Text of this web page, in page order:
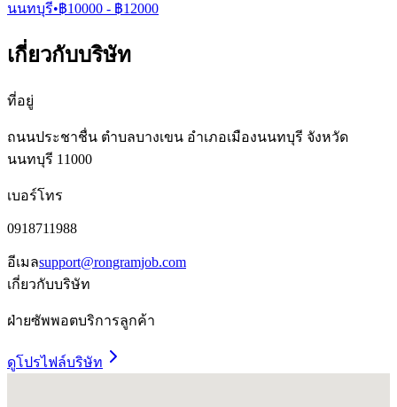
นนทบุรี•฿10000 - ฿12000
เกี่ยวกับบริษัท
ที่อยู่
ถนนประชาชื่น ตำบลบางเขน อำเภอเมืองนนทบุรี จังหวัด
นนทบุรี 11000
เบอร์โทร
0918711988
อีเมลsupport@rongramjob.com
เกี่ยวกับบริษัท
ฝ่ายซัพพอตบริการลูกค้า
ดูโปรไฟล์บริษัท